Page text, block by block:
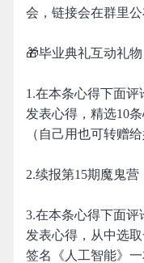
会，链接会在群里公
🎁毕业典礼互动礼物
1.在本条心得下面
发表心得，精选10
（自己用也可转赠给
2.续报第15期魔鬼营
3.在本条心得下面
发表心得，从中选
签名《人工智能》一